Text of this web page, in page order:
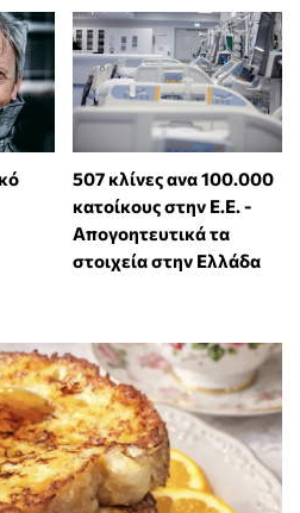
507 κλίνες ανα 100.000
κατοίκους στην Ε.Ε. -
Απογοητευτικά τα
στοιχεία στην Ελλάδα